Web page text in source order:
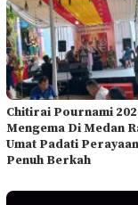
Chitirai Pournami
Mengema Di Medan
Umat Padati
Penuh Berkah